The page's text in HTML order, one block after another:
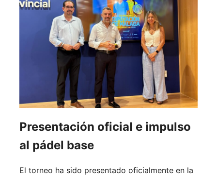
Presentación oficial e impulso
al pádel base
El torneo ha sido presentado oficialmente en la